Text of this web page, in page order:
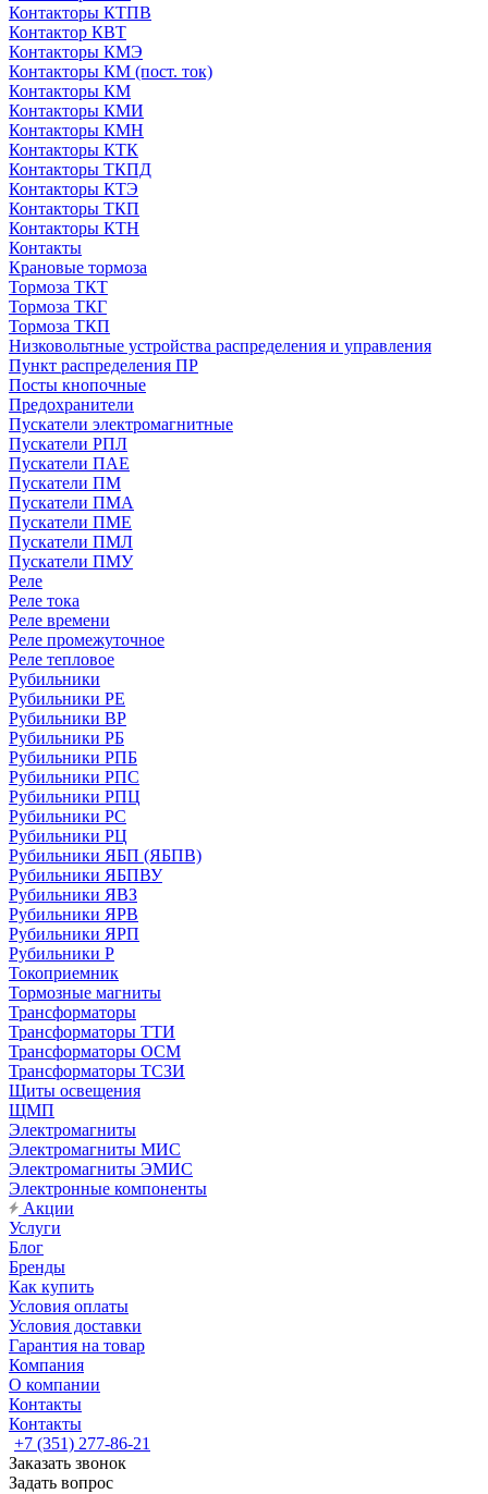
Контакторы КТПВ
Контактор КВТ
Контакторы КМЭ
Контакторы КМ (пост. ток)
Контакторы КМ
Контакторы КМИ
Контакторы КМН
Контакторы КТК
Контакторы ТКПД
Контакторы КТЭ
Контакторы ТКП
Контакторы КТН
Контакты
Крановые тормоза
Тормоза ТКТ
Тормоза ТКГ
Тормоза ТКП
Низковольтные устройства распределения и управления
Пункт распределения ПР
Посты кнопочные
Предохранители
Пускатели электромагнитные
Пускатели РПЛ
Пускатели ПАЕ
Пускатели ПМ
Пускатели ПМА
Пускатели ПМЕ
Пускатели ПМЛ
Пускатели ПМУ
Реле
Реле тока
Реле времени
Реле промежуточное
Реле тепловое
Рубильники
Рубильники РЕ
Рубильники ВР
Рубильники РБ
Рубильники РПБ
Рубильники РПС
Рубильники РПЦ
Рубильники РС
Рубильники РЦ
Рубильники ЯБП (ЯБПВ)
Рубильники ЯБПВУ
Рубильники ЯВЗ
Рубильники ЯРВ
Рубильники ЯРП
Рубильники Р
Токоприемник
Тормозные магниты
Трансформаторы
Трансформаторы ТТИ
Трансформаторы ОСМ
Трансформаторы ТСЗИ
Щиты освещения
ЩМП
Электромагниты
Электромагниты МИС
Электромагниты ЭМИС
Электронные компоненты
Акции
Услуги
Блог
Бренды
Как купить
Условия оплаты
Условия доставки
Гарантия на товар
Компания
О компании
Контакты
Контакты
+7 (351) 277-86-21
Заказать звонок
Задать вопрос